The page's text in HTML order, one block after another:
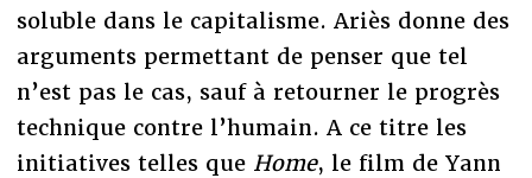
soluble dans le capitalisme. Ariès donne des
arguments permettant de penser que tel
n’est pas le cas, sauf à retourner le progrès
technique contre l’humain. A ce titre les
initiatives telles que Home, le film de Yann